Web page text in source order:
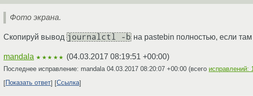
Фото экрана.
Скопируй вывод journalctl -b на pastebin полностью, если
mandala ★★★★★ (04.03.2017 08:19:51 +00:00)
Последнее исправление: mandala 04.03.2017 08:20:07 +00:00 (всего исправлений: 1
Показать ответ
Ссылка